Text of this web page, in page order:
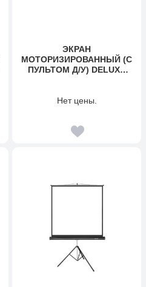
ЭКРАН
МОТОРИЗИРОВАННЫЙ (С
ПУЛЬТОМ Д/У) DELUXE
Нет цены.